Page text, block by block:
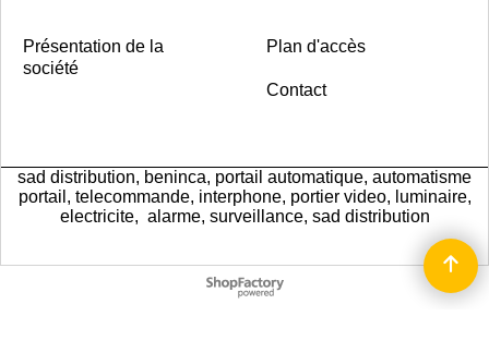
Présentation de la
société
Plan d'accès
Contact
sad distribution, beninca, portail automatique, automatisme
portail, telecommande, interphone, portier video, luminaire,
electricite, alarme, surveillance, sad distribution
Boutique en ligne créés
avec le logiciel